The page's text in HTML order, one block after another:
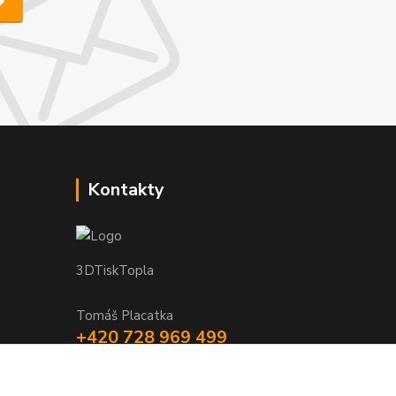
Kontakty
3DTiskTopla
Tomáš Placatka
+420 728 969 499